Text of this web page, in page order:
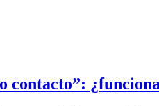
contacto”: